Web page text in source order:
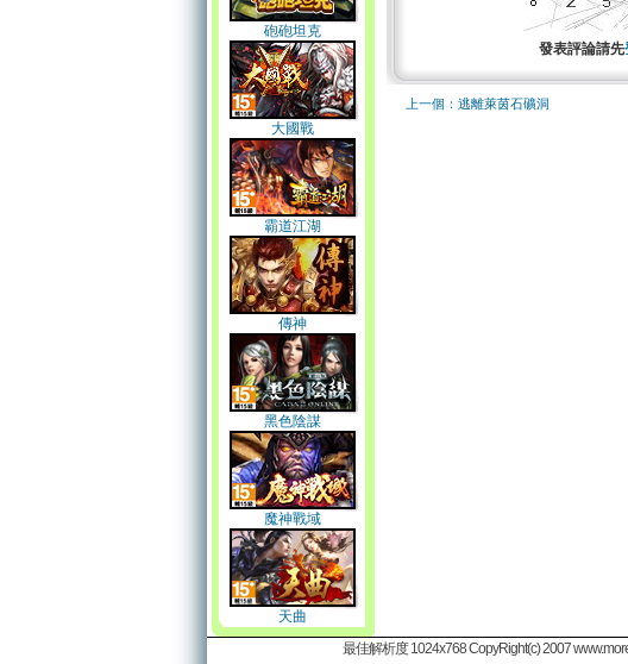
砲砲坦克
大國戰
霸道江湖
傳神
黑色陰謀
魔神戰域
天曲
發表評論請先
上一個：逃離萊茵石礦洞
最佳解析度 1024x768 CopyRight(c) 2007